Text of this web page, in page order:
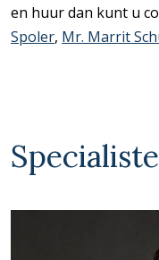
en huur dan kunt u
Spoler, Mr. Marrit